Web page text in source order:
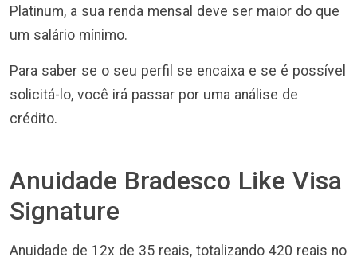
Platinum, a sua renda mensal deve ser maior do que
um salário mínimo.
Para saber se o seu perfil se encaixa e se é possível
solicitá-lo, você irá passar por uma análise de
crédito.
Anuidade Bradesco Like Visa
Signature
Anuidade de 12x de 35 reais, totalizando 420 reais no